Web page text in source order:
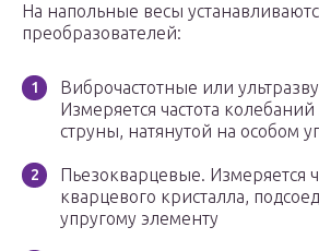
На напольные весы
преобразователей:
Виброчастотные или
Измеряется частота
струны, натянутой на особом
Пьезокварцевые. Измеряется
кварцевого кристалла,
упругому элементу